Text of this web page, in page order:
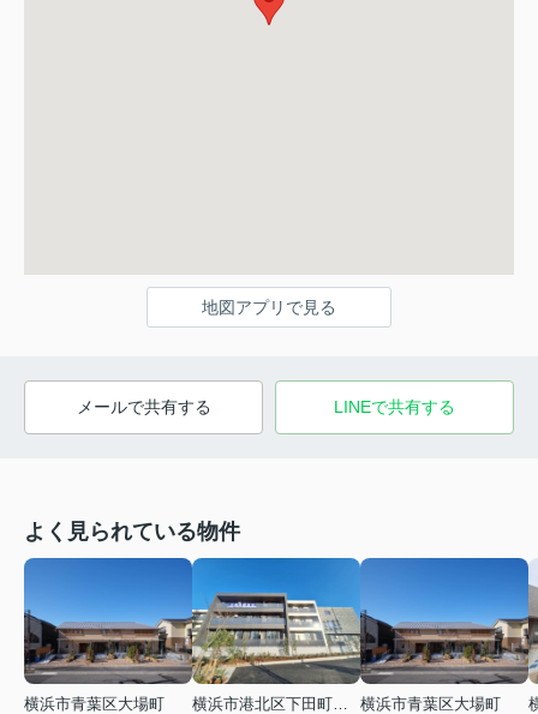
地図アプリで見る
メールで共有する LINEで共有する
よく見られている物件
横浜市青葉区大場町
横浜市青葉区大場町